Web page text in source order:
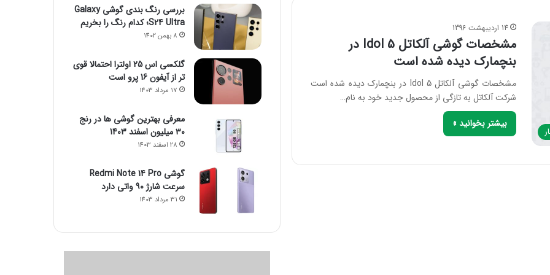
14 اردیبهشت 1396
مشخصات گوشی آلکاتل Idol 5 در
بنچمارک دیده شده است
مشخصات گوشی آلکاتل Idol 5 در بنچمارک دیده شده است
شرکت آلکاتل به تازگی از محصول جدید خود به نام…
بیشتر بخوانید »
بررسی رنگ بندی گوشی Galaxy
S24 Ultra؛ کدام رنگ را بخریم
8 بهمن 1402
گلکسی اس 25 اولترا احتمالا قوی
تر از آیفون 16 پرو است
17 مرداد 1403
معرفی بهترین گوشی ها در رنج
۳۰ میلیون اسفند 1403
28 اسفند 1403
گوشی Redmi Note 14 Pro
سرعت شارژ 90 واتی دارد
31 مرداد 1403